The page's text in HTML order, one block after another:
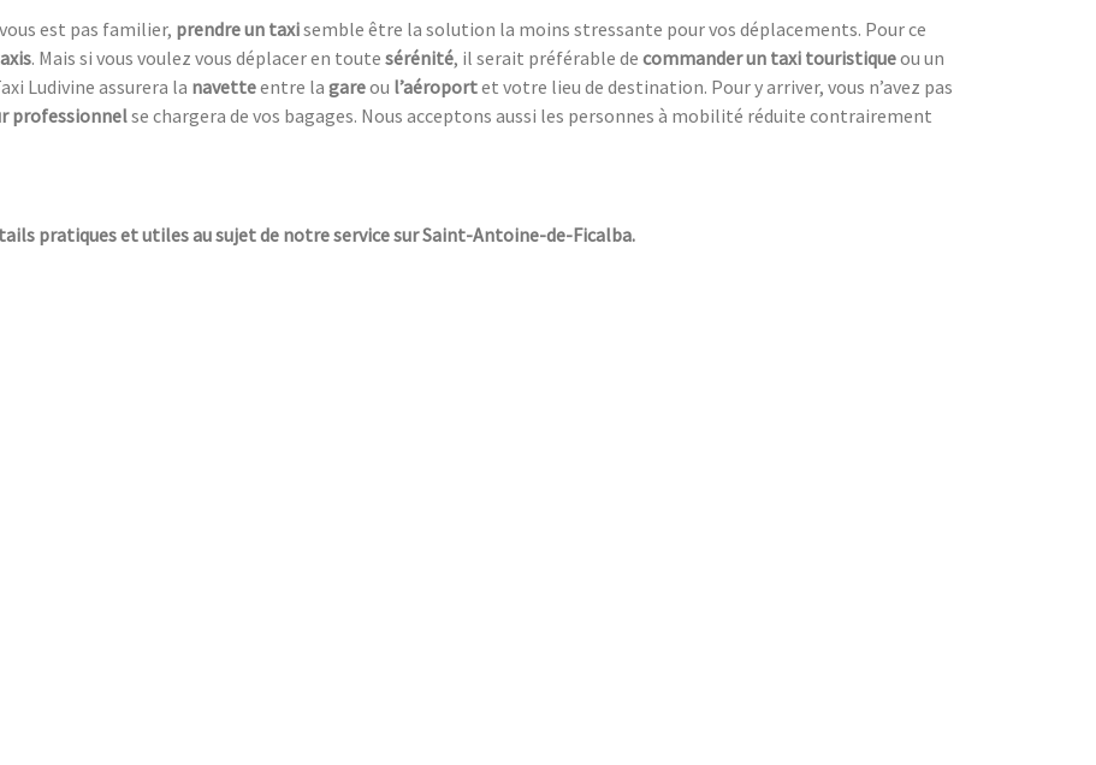
est pas familier, prendre un taxisemble être la solution la moins stressante pour vos déplacements. Pour ce
s. Mais si vous voulez vous déplacer en toute sérénité, il serait préférable de commander un taxi touristiqueou un
Ludivine assurera la navetteentre la gareou l’aéroportet votre lieu de destination. Pour y arriver, vous n’avez pas
professionnelse chargera de vos bagages. Nous acceptons aussi les personnes à mobilité réduite contrairement
pratiques et utiles au sujet de notre service sur Saint-Antoine-de-Ficalba.